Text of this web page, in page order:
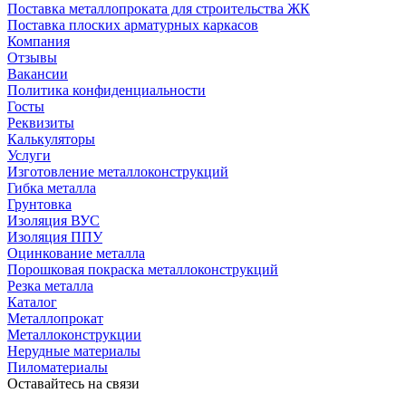
Поставка металлопроката для строительства ЖК
Поставка плоских арматурных каркасов
Компания
Отзывы
Вакансии
Политика конфиденциальности
Госты
Реквизиты
Калькуляторы
Услуги
Изготовление металлоконструкций
Гибка металла
Грунтовка
Изоляция ВУС
Изоляция ППУ
Оцинкование металла
Порошковая покраска металлоконструкций
Резка металла
Каталог
Металлопрокат
Металлоконструкции
Нерудные материалы
Пиломатериалы
Оставайтесь на связи